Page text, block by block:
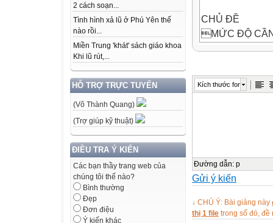
2 cách soạn...
Tình hình xả lũ ở Phú Yên thế
nào rồi...
Miền Trung 'khát' sách giáo khoa
Khi lũ rút,...
HỖ TRỢ TRỰC TUYẾN
(Võ Thành Quang)
(Trợ giúp kỹ thuật)
ĐIỀU TRA Ý KIẾN
Các bạn thầy trang web của
chúng tôi thế nào?
Bình thường
Đẹp
Đơn điệu
Ý kiến khác
CHỦ ĐỀ
MỨC ĐỘ
1. Đo độ dài.
Kiến thức
- Xác định được
- Đo được thể
Chỉ dùng các
Kích thước font
Đường dẫn: p
Gửi ý kiến
↓ CHÚ Ý: Bài giảng này
thị 1 file trong số đó, đề